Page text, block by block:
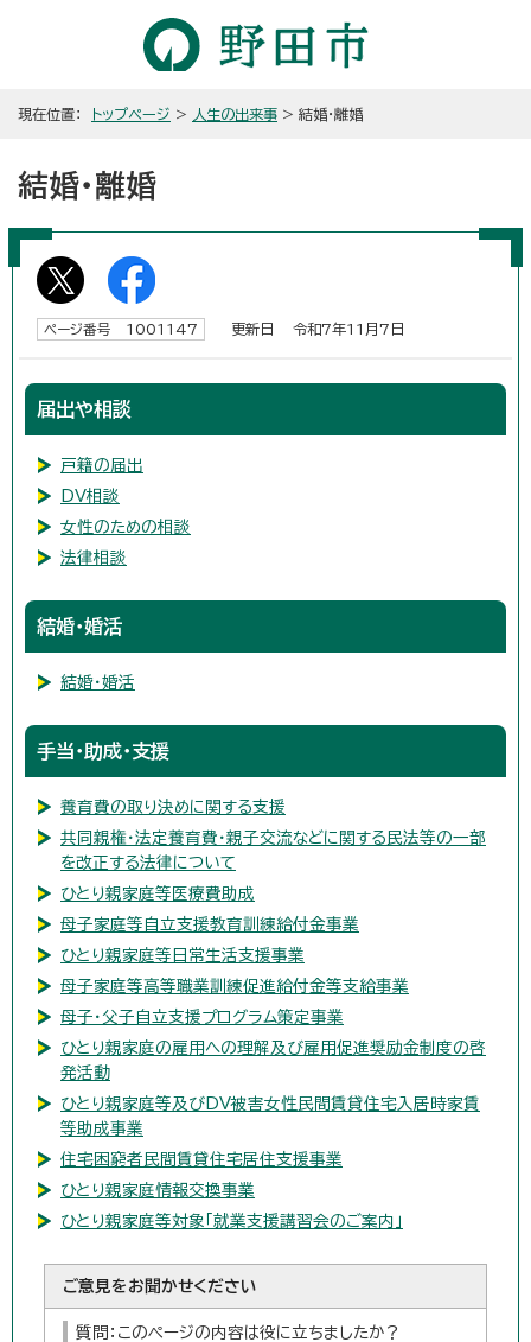
現在位置： トップページ > 人生の出来事 > 結婚・離婚
結婚・離婚
ページ番号 1001147 更新日 令和7年11月7日
届出や相談
戸籍の届出
DV相談
女性のための相談
法律相談
結婚・婚活
結婚・婚活
手当・助成・支援
養育費の取り決めに関する支援
共同親権・法定養育費・親子交流などに関する民法等の一部
を改正する法律について
ひとり親家庭等医療費助成
母子家庭等自立支援教育訓練給付金事業
ひとり親家庭等日常生活支援事業
母子家庭等高等職業訓練促進給付金等支給事業
母子・父子自立支援プログラム策定事業
ひとり親家庭の雇用への理解及び雇用促進奨励金制度の啓
発活動
ひとり親家庭等及びDV被害女性民間賃貸住宅入居時家賃
等助成事業
住宅困窮者民間賃貸住宅居住支援事業
ひとり親家庭情報交換事業
ひとり親家庭等対象「就業支援講習会のご案内」
ご意見をお聞かせください
質問：このページの内容は役に立ちましたか？